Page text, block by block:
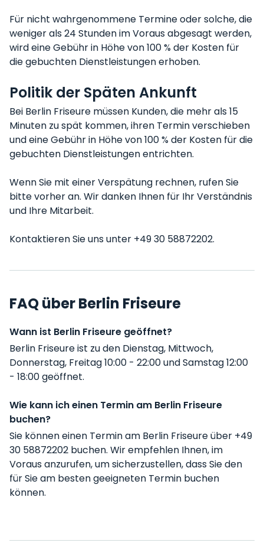
Für nicht wahrgenommene Termine oder solche, die
weniger als 24 Stunden im Voraus abgesagt werden,
wird eine Gebühr in Höhe von 100 % der Kosten für
die gebuchten Dienstleistungen erhoben.
Politik der Späten Ankunft
Bei Berlin Friseure müssen Kunden, die mehr als 15
Minuten zu spät kommen, ihren Termin verschieben
und eine Gebühr in Höhe von 100 % der Kosten für die
gebuchten Dienstleistungen entrichten.
Wenn Sie mit einer Verspätung rechnen, rufen Sie
bitte vorher an. Wir danken Ihnen für Ihr Verständnis
und Ihre Mitarbeit.
Kontaktieren Sie uns unter +49 30 58872202.
FAQ über Berlin Friseure
Wann ist Berlin Friseure geöffnet?
Berlin Friseure ist zu den Dienstag, Mittwoch,
Donnerstag, Freitag 10:00 - 22:00 und Samstag 12:00
- 18:00 geöffnet.
Wie kann ich einen Termin am Berlin Friseure
buchen?
Sie können einen Termin am Berlin Friseure über +49
30 58872202 buchen. Wir empfehlen Ihnen, im
Voraus anzurufen, um sicherzustellen, dass Sie den
für Sie am besten geeigneten Termin buchen
können.